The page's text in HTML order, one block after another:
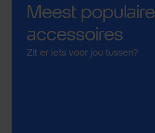
Meest populaire
accessoires
Zit er iets voor jou tussen?